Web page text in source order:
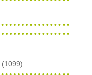
(1099)